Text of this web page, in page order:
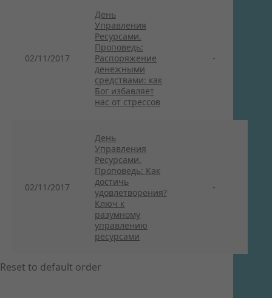
02/11/2017
День
Управления
Ресурсами.
Проповедь:
Распоряжение
денежными
средствами: как
Бог избавляет
нас от стрессов
-
02/11/2017
День
Управления
Ресурсами.
Проповедь: Как
достичь
удовлетворения?
Ключ к
разумному
управлению
ресурсами
-
Reset to default order